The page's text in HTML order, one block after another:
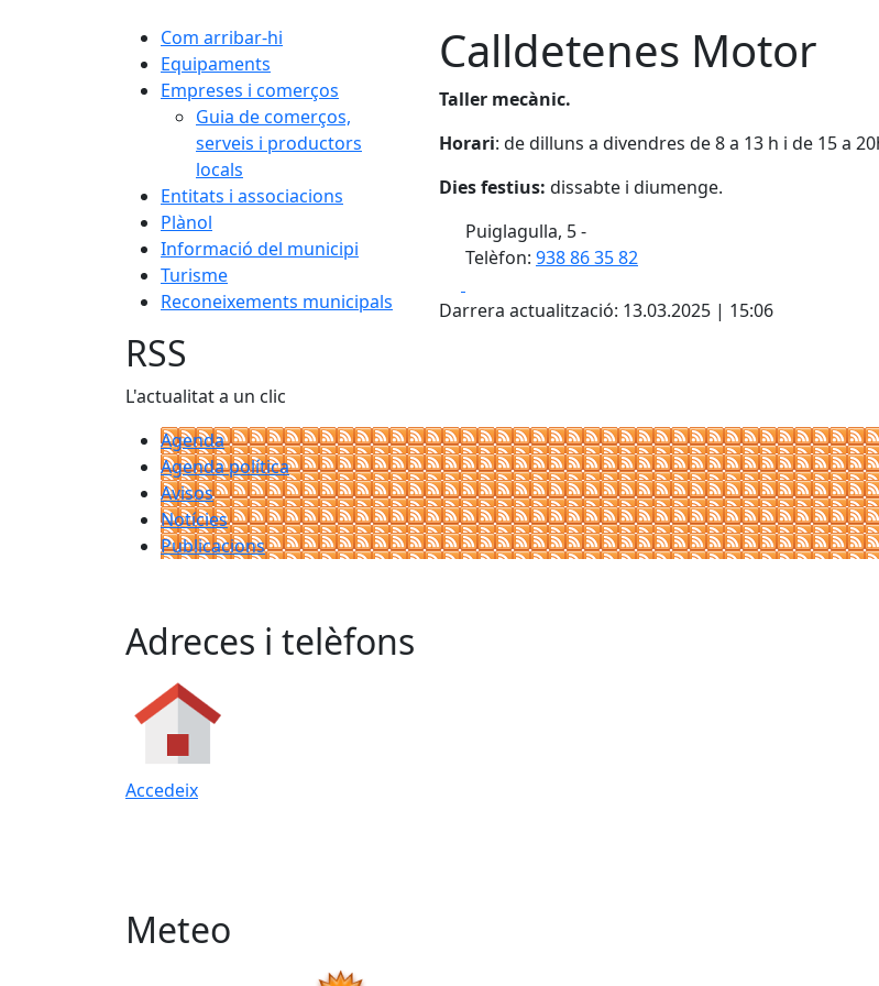
Com arribar-hi
Equipaments
Empreses i comerços
Guia de comerços,
serveis i productors
locals
Entitats i associacions
Plànol
Informació del municipi
Turisme
Reconeixements municipals
Calldetenes Motor
Taller mecànic.
Horari: de dilluns a divendres de 8 a 13 h i de 15 a
Dies festius: dissabte i diumenge.
Puiglagulla, 5 -
Telèfon: 938 86 35 82
Darrera actualització: 13.03.2025 | 15:06
RSS
L'actualitat a un clic
Agenda
Agenda política
Avisos
Notícies
Publicacions
Adreces i telèfons
Accedeix
Meteo